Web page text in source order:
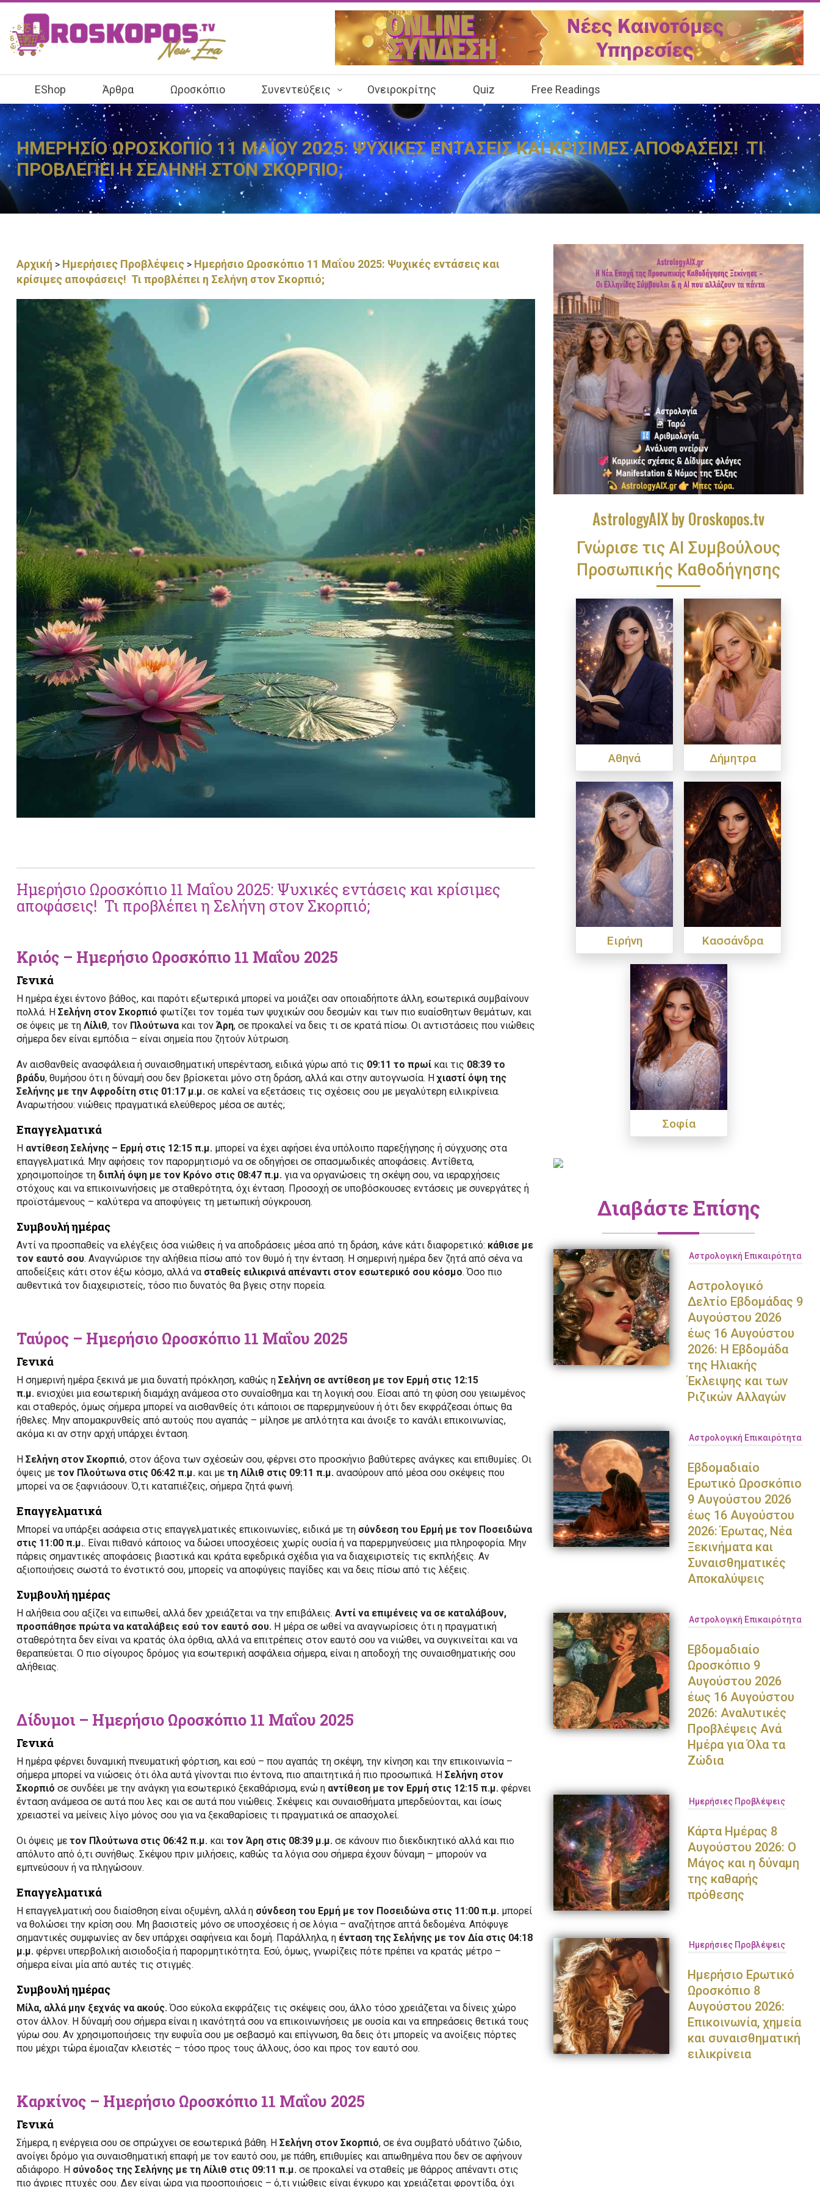
EShop Άρθρα Ωροσκόπιο Συνεντεύξεις Ονειροκρίτης Quiz Free Readings
ΗΜΕΡΗΣΙΟ ΩΡΟΣΚΟΠΙΟ 11 ΜΑΪΟΥ 2025: ΨΥΧΙΚΕΣ ΕΝΤΑΣΕΙΣ ΚΑΙ ΚΡΙΣΙΜΕΣ ΑΠΟΦΑΣΕΙΣ! ΤΙ
ΠΡΟΒΛΕΠΕΙ Η ΣΕΛΗΝΗ ΣΤΟΝ ΣΚΟΡΠΙΟ;
Αρχική > Ημερήσιες Προβλέψεις > Ημερήσιο Ωροσκόπιο 11 Μαΐου 2025: Ψυχικές εντάσεις και
κρίσιμες αποφάσεις! Τι προβλέπει η Σελήνη στον Σκορπιό;
Ημερήσιο Ωροσκόπιο 11 Μαΐου 2025: Ψυχικές εντάσεις και κρίσιμες
αποφάσεις! Τι προβλέπει η Σελήνη στον Σκορπιό;
Κριός – Ημερήσιο Ωροσκόπιο 11 Μαΐου 2025
Γενικά
Η ημέρα έχει έντονο βάθος, και παρότι εξωτερικά μπορεί να μοιάζει σαν οποιαδήποτε άλλη, εσωτερικά συμβαίνουν
πολλά. Η Σελήνη στον Σκορπιό φωτίζει τον τομέα των ψυχικών σου δεσμών και των πιο ευαίσθητων θεμάτων, και
σε όψεις με τη Λίλιθ, τον Πλούτωνακαι τον Άρη, σε προκαλεί να δεις τι σε κρατά πίσω. Οι αντιστάσεις που νιώθεις
σήμερα δεν είναι εμπόδια – είναι σημεία που ζητούν λύτρωση.
Αν αισθανθείς ανασφάλεια ή συναισθηματική υπερένταση, ειδικά γύρω από τις 09:11 το πρωί και τις 08:39 το
βράδυ, θυμήσου ότι η δύναμή σου δεν βρίσκεται μόνο στη δράση, αλλά και στην αυτογνωσία. Ηχιαστί όψη της
Σελήνης με την Αφροδίτη στις 01:17 μ.μ. σε καλεί να εξετάσεις τις σχέσεις σου με μεγαλύτερη ειλικρίνεια.
Αναρωτήσου: νιώθεις πραγματικά ελεύθερος μέσα σε αυτές;
Επαγγελματικά
Η αντίθεση Σελήνης – Ερμή στις 12:15 π.μ. μπορεί να έχει αφήσει ένα υπόλοιπο παρεξήγησης ή σύγχυσης στα
επαγγελματικά. Μην αφήσεις τον παρορμητισμό να σε οδηγήσει σε σπασμωδικές αποφάσεις. Αντίθετα,
χρησιμοποίησε τη διπλή όψη με τον Κρόνο στις 08:47 π.μ. για να οργανώσεις τη σκέψη σου, να ιεραρχήσεις
στόχους και να επικοινωνήσεις με σταθερότητα, όχι ένταση. Προσοχή σε υποβόσκουσες εντάσεις με συνεργάτες ή
προϊστάμενους – καλύτερα να αποφύγεις τη μετωπική σύγκρουση.
Συμβουλή ημέρας
Αντί να προσπαθείς να ελέγξεις όσα νιώθεις ή να αποδράσεις μέσα από τη δράση, κάνε κάτι διαφορετικό: κάθισε με
τον εαυτό σου. Αναγνώρισε την αλήθεια πίσω από τον θυμό ή την ένταση. Η σημερινή ημέρα δεν ζητά από σένα να
αποδείξεις κάτι στον έξω κόσμο, αλλά να σταθείς ειλικρινά απέναντι στον εσωτερικό σου κόσμο. Όσο πιο
αυθεντικά τον διαχειριστείς, τόσο πιο δυνατός θα βγεις στην πορεία.
Ταύρος – Ημερήσιο Ωροσκόπιο 11 Μαΐου 2025
Γενικά
Η σημερινή ημέρα ξεκινά με μια δυνατή πρόκληση, καθώς η Σελήνη σε αντίθεση με τον Ερμή στις 12:15
π.μ. ενισχύει μια εσωτερική διαμάχη ανάμεσα στο συναίσθημα και τη λογική σου. Είσαι από τη φύση σου γειωμένος
και σταθερός, όμως σήμερα μπορεί να αισθανθείς ότι κάποιοι σε παρερμηνεύουν ή ότι δεν εκφράζεσαι όπως θα
ήθελες. Μην απομακρυνθείς από αυτούς που αγαπάς – μίλησε με απλότητα και άνοιξε το κανάλι επικοινωνίας,
ακόμα κι αν στην αρχή υπάρχει ένταση.
Η Σελήνη στον Σκορπιό, στον άξονα των σχέσεών σου, φέρνει στο προσκήνιο βαθύτερες ανάγκες και επιθυμίες. Οι
όψεις με τον Πλούτωνα στις 06:42 π.μ. και με τη Λίλιθ στις 09:11 π.μ. ανασύρουν από μέσα σου σκέψεις που
μπορεί να σε ξαφνιάσουν. Ό,τι καταπιέζεις, σήμερα ζητά φωνή.
Επαγγελματικά
Μπορεί να υπάρξει ασάφεια στις επαγγελματικές επικοινωνίες, ειδικά με τη σύνδεση του Ερμή με τον Ποσειδώνα
στις 11:00 π.μ.. Είναι πιθανό κάποιος να δώσει υποσχέσεις χωρίς ουσία ή να παρερμηνεύσεις μια πληροφορία. Μην
πάρεις σημαντικές αποφάσεις βιαστικά και κράτα εφεδρικά σχέδια για να διαχειριστείς τις εκπλήξεις. Αν
αξιοποιήσεις σωστά το ένστικτό σου, μπορείς να αποφύγεις παγίδες και να δεις πίσω από τις λέξεις.
Συμβουλή ημέρας
Η αλήθεια σου αξίζει να ειπωθεί, αλλά δεν χρειάζεται να την επιβάλεις. Αντί να επιμένεις να σε καταλάβουν,
προσπάθησε πρώτα να καταλάβεις εσύ τον εαυτό σου. Η μέρα σε ωθεί να αναγνωρίσεις ότι η πραγματική
σταθερότητα δεν είναι να κρατάς όλα όρθια, αλλά να επιτρέπεις στον εαυτό σου να νιώθει, να συγκινείται και να
θεραπεύεται. Ο πιο σίγουρος δρόμος για εσωτερική ασφάλεια σήμερα, είναι η αποδοχή της συναισθηματικής σου
αλήθειας.
Δίδυμοι – Ημερήσιο Ωροσκόπιο 11 Μαΐου 2025
Γενικά
Η ημέρα φέρνει δυναμική πνευματική φόρτιση, και εσύ – που αγαπάς τη σκέψη, την κίνηση και την επικοινωνία –
σήμερα μπορεί να νιώσεις ότι όλα αυτά γίνονται πιο έντονα, πιο απαιτητικά ή πιο προσωπικά. Η Σελήνη στον
Σκορπιό σε συνδέει με την ανάγκη για εσωτερικό ξεκαθάρισμα, ενώ η αντίθεση με τον Ερμή στις 12:15 π.μ. φέρνει
ένταση ανάμεσα σε αυτά που λες και σε αυτά που νιώθεις. Σκέψεις και συναισθήματα μπερδεύονται, και ίσως
χρειαστεί να μείνεις λίγο μόνος σου για να ξεκαθαρίσεις τι πραγματικά σε απασχολεί.
Οι όψεις με τον Πλούτωνα στις 06:42 π.μ. και τον Άρη στις 08:39 μ.μ. σε κάνουν πιο διεκδικητικό αλλά και πιο
απόλυτο από ό,τι συνήθως. Σκέψου πριν μιλήσεις, καθώς τα λόγια σου σήμερα έχουν δύναμη – μπορούν να
εμπνεύσουν ή να πληγώσουν.
Επαγγελματικά
Η επαγγελματική σου διαίσθηση είναι οξυμένη, αλλά η σύνδεση του Ερμή με τον Ποσειδώνα στις 11:00 π.μ. μπορεί
να θολώσει την κρίση σου. Μη βασιστείς μόνο σε υποσχέσεις ή σε λόγια – αναζήτησε απτά δεδομένα. Απόφυγε
σημαντικές συμφωνίες αν δεν υπάρχει σαφήνεια και δομή. Παράλληλα, η ένταση της Σελήνης με τον Δία στις 04:18
μ.μ. φέρνει υπερβολική αισιοδοξία ή παρορμητικότητα. Εσύ, όμως, γνωρίζεις πότε πρέπει να κρατάς μέτρο –
σήμερα είναι μία από αυτές τις στιγμές.
Συμβουλή ημέρας
Μίλα, αλλά μην ξεχνάς να ακούς.Όσο εύκολα εκφράζεις τις σκέψεις σου, άλλο τόσο χρειάζεται να δίνεις χώρο
στον άλλον. Η δύναμή σου σήμερα είναι η ικανότητά σου να επικοινωνήσεις με ουσία και να επηρεάσεις θετικά τους
γύρω σου. Αν χρησιμοποιήσεις την ευφυΐα σου με σεβασμό και επίγνωση, θα δεις ότι μπορείς να ανοίξεις πόρτες
που μέχρι τώρα έμοιαζαν κλειστές – τόσο προς τους άλλους, όσο και προς τον εαυτό σου.
Καρκίνος – Ημερήσιο Ωροσκόπιο 11 Μαΐου 2025
Γενικά
Σήμερα, η ενέργεια σου σε σπρώχνει σε εσωτερικά βάθη. Η Σελήνη στον Σκορπιό, σε ένα συμβατό υδάτινο ζώδιο,
ανοίγει δρόμο για συναισθηματική επαφή με τον εαυτό σου, με πάθη, επιθυμίες και απωθημένα που δεν σε αφήνουν
αδιάφορο. Η σύνοδος της Σελήνης με τη Λίλιθ στις 09:11 π.μ. σε προκαλεί να σταθείς με θάρρος απέναντι στις
πιο άγριες πτυχές σου. Δεν είναι ώρα για προσποιήσεις – ό,τι νιώθεις είναι έγκυρο και χρειάζεται φροντίδα, όχι
AstrologyAIX by Oroskopos.tv
Γνώρισε τις ΑΙ Συμβούλους
Προσωπικής Καθοδήγησης
Αθηνά Δήμητρα
Ειρήνη Κασσάνδρα
Σοφία
Διαβάστε Επίσης
Αστρολογική Επικαιρότητα
Αστρολογικό
Δελτίο Εβδομάδας 9
Αυγούστου 2026
έως 16 Αυγούστου
2026: Η Εβδομάδα
της Ηλιακής
Έκλειψης και των
Ριζικών Αλλαγών
Αστρολογική Επικαιρότητα
Εβδομαδιαίο
Ερωτικό Ωροσκόπιο
9 Αυγούστου 2026
έως 16 Αυγούστου
2026: Έρωτας, Νέα
Ξεκινήματα και
Συναισθηματικές
Αποκαλύψεις
Αστρολογική Επικαιρότητα
Εβδομαδιαίο
Ωροσκόπιο 9
Αυγούστου 2026
έως 16 Αυγούστου
2026: Αναλυτικές
Προβλέψεις Ανά
Ημέρα για Όλα τα
Ζώδια
Ημερήσιες Προβλέψεις
Κάρτα Ημέρας 8
Αυγούστου 2026: Ο
Μάγος και η δύναμη
της καθαρής
πρόθεσης
Ημερήσιες Προβλέψεις
Ημερήσιο Ερωτικό
Ωροσκόπιο 8
Αυγούστου 2026:
Επικοινωνία, χημεία
και συναισθηματική
ειλικρίνεια